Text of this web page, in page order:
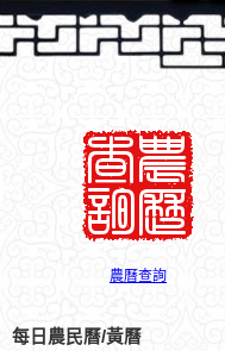
農曆查詢
每日農民曆/黃曆